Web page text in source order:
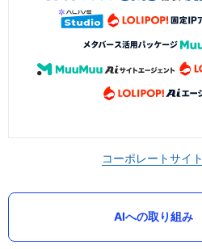
コーポレートサイト
AIへの取り組み